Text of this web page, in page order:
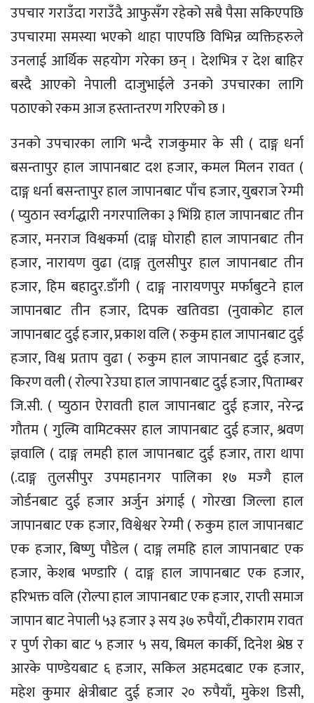
उपचार गराउँदा गराउँदै आफुसँग रहेको सबै पैसा सकिएपछि
उपचारमा समस्या भएको थाहा पाएपछि विभिन्न व्यक्तिहरुले
उनलाई आर्थिक सहयोग गरेका छन् । देशभित्र र देश बाहिर
बस्दै आएको नेपाली दाजुभाईले उनको उपचारका लागि
पठाएको रकम आज हस्तान्तरण गरिएको छ ।
उनको उपचारका लागि भन्दै राजकुमार के सी ( दाङ्ग धर्ना
बसन्तापुर हाल जापानबाट दश हजार, कमल मिलन रावत (
दाङ्ग धर्ना बसन्तापुर हाल जापानबाट पाँच हजार, युबराज रेग्मी
( प्युठान स्वर्गद्धारी नगरपालिका ३ भिंग्रि हाल जापानबाट तीन
हजार, मनराज विश्वकर्मा (दाङ्ग घोराही हाल जापानबाट तीन
हजार, नारायण वुढा (दाङ्ग तुलसीपुर हाल जापानबाट तीन
हजार, हिम बहादुर.डाँगी ( दाङ्ग नारायणपुर मर्फाबुटने हाल
जापानबाट तीन हजार, दिपक खतिवडा (नुवाकोट हाल
जापानबाट दुई हजार, प्रकाश वलि ( रुकुम हाल जापानबाट दुई
हजार, विश्व प्रताप वुढा ( रुकुम हाल जापानबाट दुई हजार,
किरण वली ( रोल्पा रेउघा हाल जापानबाट दुई हजार, पिताम्बर
जि.सी. ( प्युठान ऐरावती हाल जापानबाट दुई हजार, नरेन्द्र
गौतम ( गुल्मि वामिटक्सर हाल जापानबाट दुई हजार, श्रवण
ज्ञवालि ( दाङ्ग लमही हाल जापानबाट दुई हजार, तारा थापा
(.दाङ्ग तुलसीपुर उपमहानगर पालिका १७ मज्गै हाल
जोर्डनबाट दुई हजार अर्जुन अंगाई ( गोरखा जिल्ला हाल
जापानबाट एक हजार, विश्वेश्वर रेग्मी ( रुकुम हाल जापानबाट
एक हजार, बिष्णु पौडेल ( दाङ्ग लमहि हाल जापानबाट एक
हजार, केशब भण्डारि ( दाङ्ग हाल जापानबाट एक हजार,
हरिभक्त वलि (रोल्पा हाल जापानबाट एक हजार, राप्ती समाज
जापान बाट नेपाली ५३ हजार ३ सय ३७ रुपैयाँ, टीकाराम रावत
र पुर्ण रोका बाट ५ हजार ५ सय, बिमल कार्की, दिनेश श्रेष्ठ र
आरके पाण्डेयबाट ६ हजार, सकिल अहमदबाट एक हजार,
महेश कुमार क्षेत्रीबाट दुई हजार २० रुपैयाँ, मुकेश डिसी,